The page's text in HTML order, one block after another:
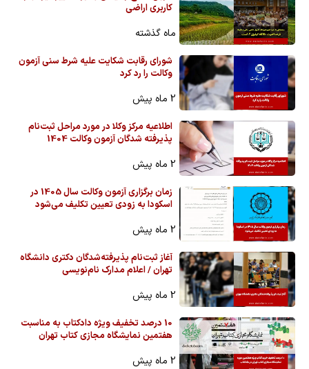
کاربری اراضی
ماه گذشته
شورای رقابت شکایت علیه شرط سنی آزمون
وکالت را رد کرد
2 ماه پیش
اطلاعیه مرکز وکلا در مورد مراحل ثبت‌نام
پذیرفته شدگان آزمون وکالت 1404
2 ماه پیش
زمان برگزاری آزمون وکالت سال 1405 در
اسکودا به زودی تعیین تکلیف می‌شود
2 ماه پیش
آغاز ثبت‌نام پذیرفته‌شدگان دکتری دانشگاه
تهران / اعلام مدارک نام‌نویسی
2 ماه پیش
10 درصد تخفیف ویژه دادکتاب به مناسبت
هفتمین نمایشگاه مجازی کتاب تهران
2 ماه پیش